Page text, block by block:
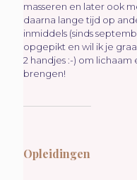
masseren en later ook
daarna lange tijd op
inmiddels (sinds
opgepikt en wil ik je
2 handjes :-) om
brengen!
Opleidingen